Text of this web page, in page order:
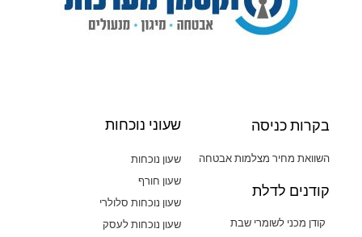
בקרות כניסה
השוואת מחיר מצלמות אבטחה
קודנים לדלת
קודן מכני לשומרי שבת
שעוני נוכחות
שעון נוכחות
שעון חורף
שעון נוכחות סלולרי
שעון נוכחות לעסק